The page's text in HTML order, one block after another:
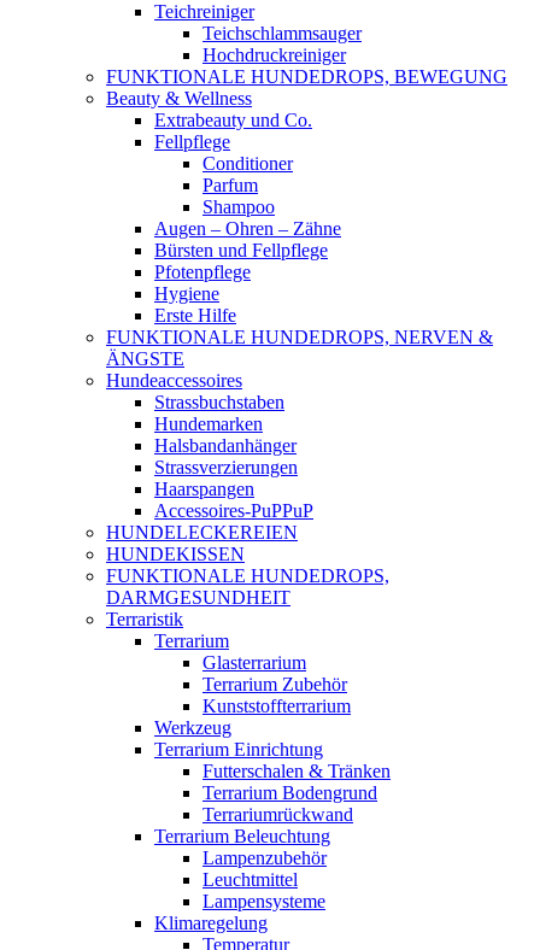
Teichreiniger
Teichschlammsauger
Hochdruckreiniger
FUNKTIONALE HUNDEDROPS, BEWEGUNG
Beauty & Wellness
Extrabeauty und Co.
Fellpflege
Conditioner
Parfum
Shampoo
Augen – Ohren – Zähne
Bürsten und Fellpflege
Pfotenpflege
Hygiene
Erste Hilfe
FUNKTIONALE HUNDEDROPS, NERVEN &
ÄNGSTE
Hundeaccessoires
Strassbuchstaben
Hundemarken
Halsbandanhänger
Strassverzierungen
Haarspangen
Accessoires-PuPPuP
HUNDELECKEREIEN
HUNDEKISSEN
FUNKTIONALE HUNDEDROPS,
DARMGESUNDHEIT
Terraristik
Terrarium
Glasterrarium
Terrarium Zubehör
Kunststoffterrarium
Werkzeug
Terrarium Einrichtung
Futterschalen & Tränken
Terrarium Bodengrund
Terrariumrückwand
Terrarium Beleuchtung
Lampenzubehör
Leuchtmittel
Lampensysteme
Klimaregelung
Temperatur